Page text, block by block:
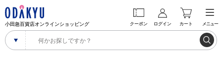
小田急百貨店オンラインショッピング クーポン ログイン カート メニュー